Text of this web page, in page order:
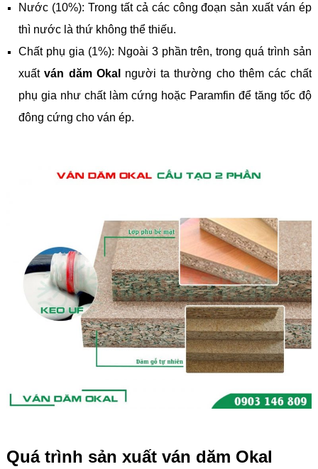
Nước (10%): Trong tất cả các công đoạn sản xuất ván ép
thì nước là thứ không thể thiếu.
Chất phụ gia (1%): Ngoài 3 phần trên, trong quá trình sản
xuấtván dăm Okal
người ta thường cho thêm các chất
phụ gia như chất làm cứng hoặc Paramfin để tăng tốc độ
đông cứng cho ván ép.
Quá trình sản xuất ván dăm Okal